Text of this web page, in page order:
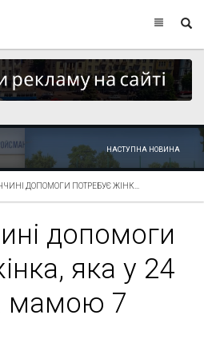
НАСТУПНА НОВИНА
ДОПОМОГИ ПОТРЕБУЄ ЖІНК...
допомоги
яка у 24
мамою 7